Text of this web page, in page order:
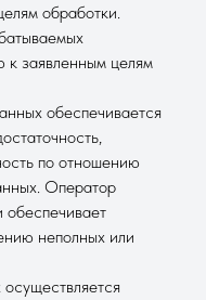
обработки.
к заявленным целям
обеспечивается
по отношению
Оператор
неполных или